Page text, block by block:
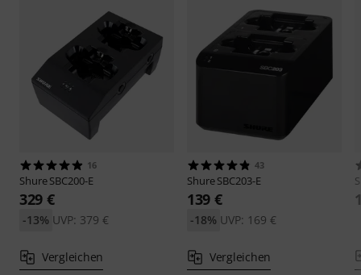
16
ShureSBC200-E
329 €
UVP: 379 €
-13%
Vergleichen
43
ShureSBC203-E
139 €
UVP: 169 €
-18%
Vergleichen